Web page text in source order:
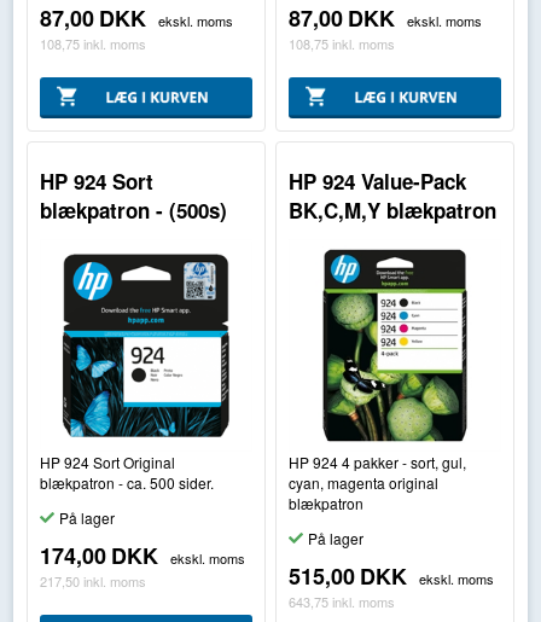
87,00DKK
ekskl. moms
108,75 inkl. moms
87,00DKK
ekskl. moms
108,75 inkl. moms
HP 924 Sort
blækpatron - (500s)
HP 924 Sort Original
blækpatron - ca. 500 sider.
På lager
174,00DKK
ekskl. moms
217,50 inkl. moms
HP 924 Value-Pack
BK,C,M,Y blækpatron
HP 924 4 pakker - sort, gul,
cyan, magenta original
blækpatron
På lager
515,00DKK
ekskl. moms
643,75 inkl. moms